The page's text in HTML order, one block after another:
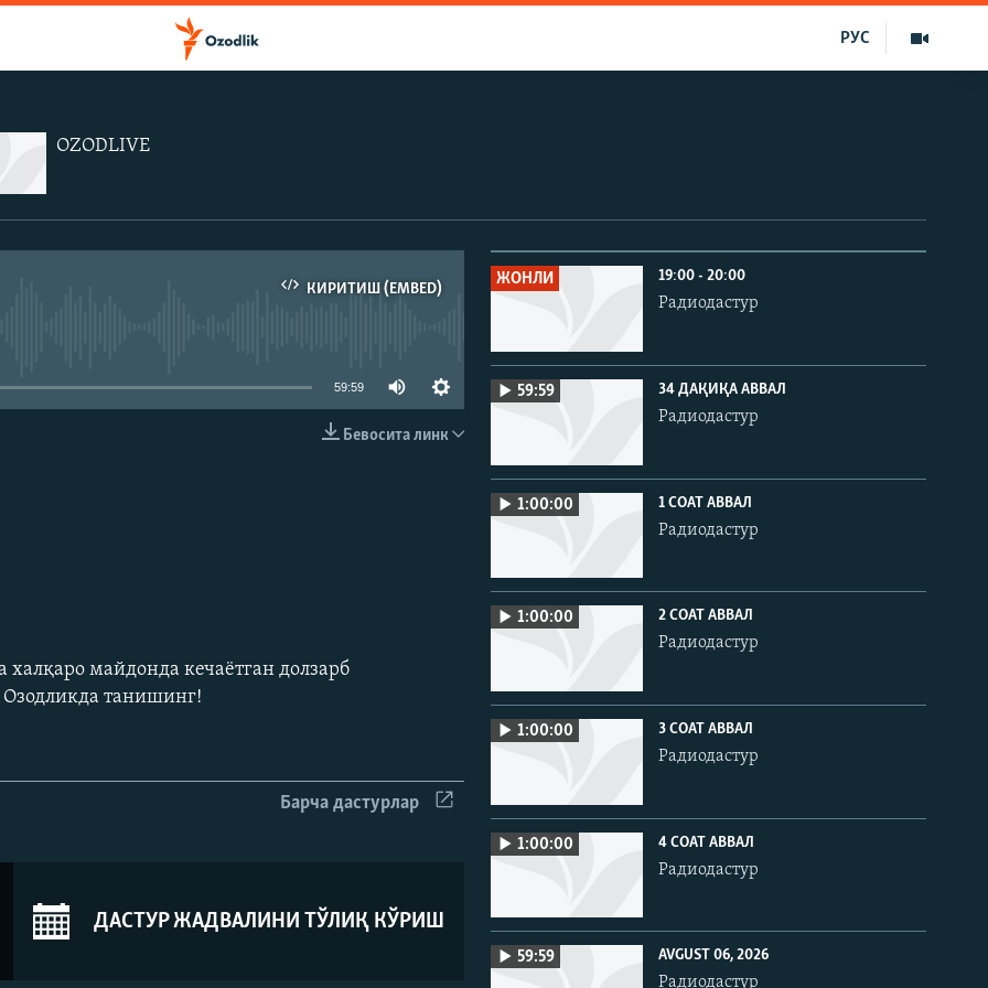
РУС
OZODLIVE
КИРИТИШ (EMBED)
59:59
Бевосита линк
майдонда кечаëтган долзарб
Озодликда танишинг!
Барча дастурлар
ДАСТУР ЖАДВАЛИНИ ТЎЛИҚ КЎРИШ
ЖОНЛИ 19:00 - 20:00
Радиодастур
59:59 34 ДАҚИҚА АВВАЛ
Радиодастур
1:00:00 1 СОАТ АВВАЛ
Радиодастур
1:00:00 2 СОАТ АВВАЛ
Радиодастур
1:00:00 3 СОАТ АВВАЛ
Радиодастур
1:00:00 4 СОАТ АВВАЛ
Радиодастур
59:59 AVGUST 06, 2026
Радиодастур